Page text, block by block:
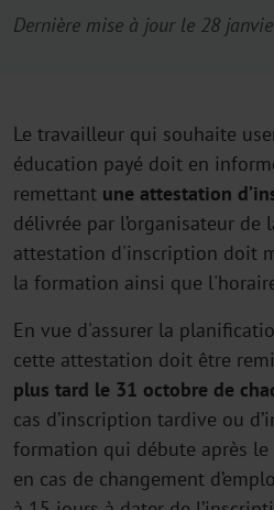
Dernière mise à jour le 28
Le travailleur qui souhaite
éducation payé doit en
remettant une attestation
délivrée par l’organisateur
attestation d'inscription doit
la formation ainsi que
En vue d'assurer la
cette attestation doit être
plus tard le 31 octobre de
cas d’inscription tardive ou
formation qui débute après
en cas de changement